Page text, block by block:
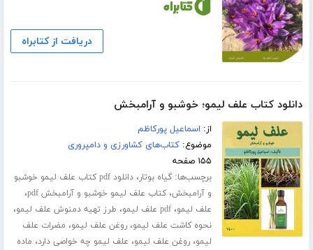
دریافت از کتابراه
دانلود کتاب علف لیمو؛ خوشبو و آرامبخش
از: اسماعیل پورکاظم
موضوع:کتاب‌های کشاورزی و دامپروری
۱۵۵ صفحه
برچسب‌ها:گیاه بوتار،
دانلود pdf کتاب علف لیمو خوشبو
و آرامبخش،کتاب علف لیمو خوشبو و آرامبخش pdf ،
علف لیمو،pdf علف لیمو ، طرز تهیه دمنوش علف لیمو،
نحوه کاشت علف لیمو،روغن علف لیمو، مضرات علف
لیمو،روغن علف لیمو، علف لیمو چه خواصی دارد، ماده